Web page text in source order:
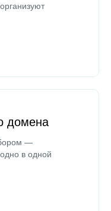
домена
—
в одной